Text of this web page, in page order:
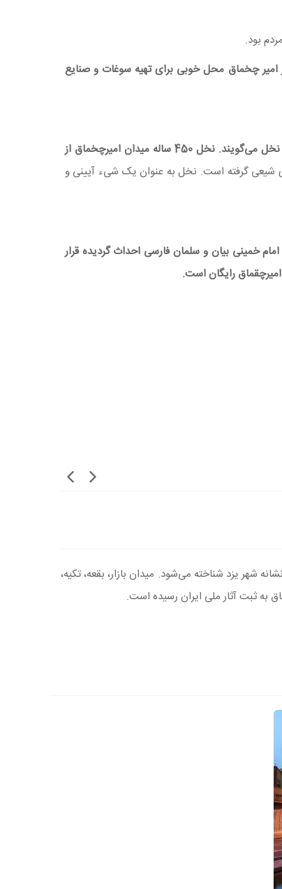
امیر چخماق محل خوبی برای تهیه سوغات و صنایع
یک سازه بزرگ چوبی در برابر چشمان شماست که به آن نخل می‌گویند. نخل 450 ساله میدان امیرچخماق از
شیعی گرفته است. نخل به ‌عنوان یک شیء آیینی و
خمینی بیان و سلمان فارسی احداث گردیده قرار
رایگان است.
شهر یزد شناخته می‌شود. میدان بازار، بقعه، تکیه،